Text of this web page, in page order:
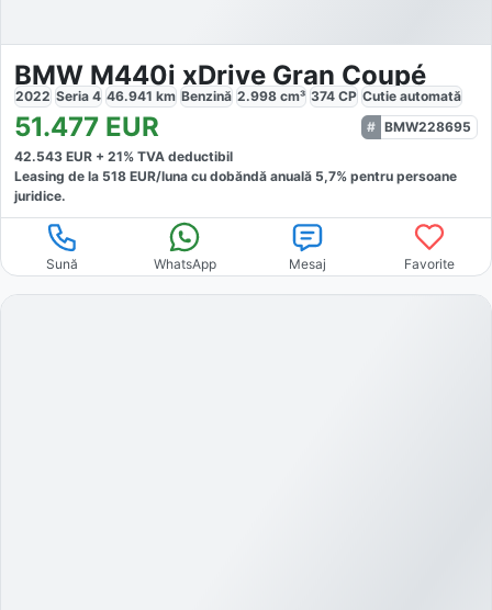
BMW M440i xDrive Gran Coupé
2022 Seria 4 46.941 km Benzină 2.998 cm³ 374 CP Cutie automată
51.477 EUR
BMW228695
42.543 EUR + 21% TVA deductibil
Leasing de la 518 EUR/luna cu dobăndă anuală 5,7% pentru persoane
juridice.
Sună WhatsApp Mesaj Favorite